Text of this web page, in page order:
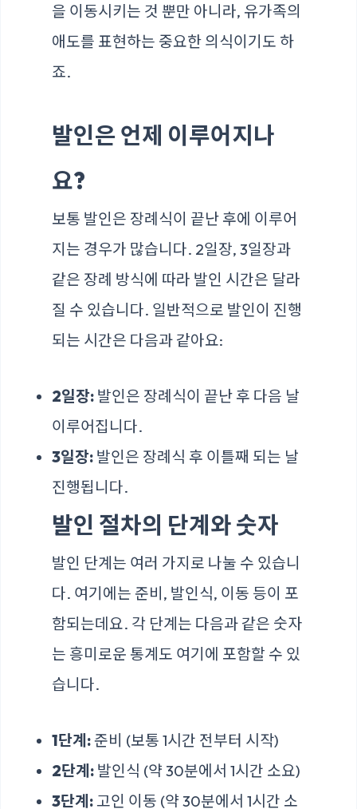
을 이동시키는 것 뿐만 아니라, 유가족의
애도를 표현하는 중요한 의식이기도 하
죠.
발인은 언제 이루어지나
요?
보통 발인은 장례식이 끝난 후에 이루어
지는 경우가 많습니다. 2일장, 3일장과
같은 장례 방식에 따라 발인 시간은 달라
질 수 있습니다. 일반적으로 발인이 진행
되는 시간은 다음과 같아요:
2일장: 발인은 장례식이 끝난 후 다음 날
이루어집니다.
3일장: 발인은 장례식 후 이틀째 되는 날
진행됩니다.
발인 절차의 단계와 숫자
발인 단계는 여러 가지로 나눌 수 있습니
다. 여기에는 준비, 발인식, 이동 등이 포
함되는데요. 각 단계는 다음과 같은 숫자
는 흥미로운 통계도 여기에 포함할 수 있
습니다.
1단계:준비 (보통 1시간 전부터 시작)
2단계: 발인식 (약 30분에서 1시간 소요)
3단계: 고인 이동 (약 30분에서 1시간 소